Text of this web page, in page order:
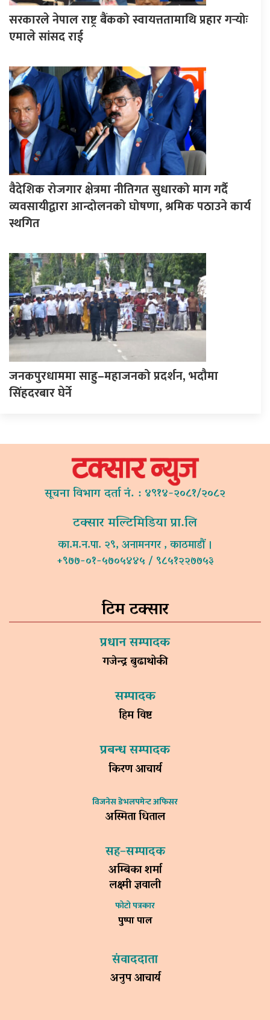
सरकारले नेपाल राष्ट्र बैंकको स्वायत्ततामाथि प्रहार गर्‍योः
एमाले सांसद राई
वैदेशिक रोजगार क्षेत्रमा नीतिगत सुधारको माग गर्दै
व्यवसायीद्वारा आन्दोलनको घोषणा, श्रमिक पठाउने कार्य
स्थगित
जनकपुरधाममा साहु–महाजनको प्रदर्शन, भदौमा
सिंहदरबार घेर्ने
सूचना विभाग दर्ता नं. : ४९१४-२०८१/२०८२
टक्सार मल्टिमिडिया प्रा.लि
का.म.न.पा. २९, अनामनगर , काठमाडौं ।
+९७७-०१-५७०५४४५ / ९८५१२२७७५३
टिम टक्सार
प्रधान सम्पादक
गजेन्द्र बुढाथोकी
सम्पादक
हिम विष्ट
प्रबन्ध सम्पादक
किरण आचार्य
विजनेस डेभलपमेन्ट अफिसर
अस्मिता धिताल
सह–सम्पादक
अम्बिका शर्मा
लक्ष्मी ज्ञवाली
फोटो पत्रकार
पुष्पा पाल
संवाददाता
अनुप आचार्य